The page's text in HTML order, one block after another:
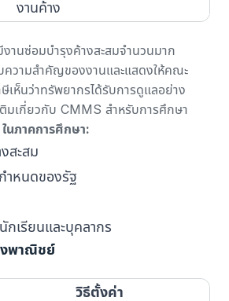
งานค้าง
านซ่อมบำรุงค้างสะสมจำนวนมาก
วามสำคัญของงานและแสดงให้คณะ
เห็นว่าทรัพยากรได้รับการดูแลอย่าง
ติมเกี่ยวกับ CMMS สำหรับการศึกษา
นภาคการศึกษา:
สะสม
ำหนดของรัฐ
เรียนและบุคลากร
งพาณิชย์
วิธีตั้งค่า